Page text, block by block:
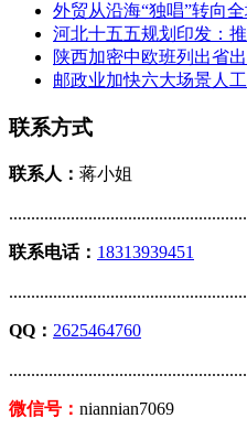
外贸从沿海“独唱”转向
河北十五五规划印发：
陕西加密中欧班列出省
邮政业加快六大场景人工
联系方式
联系人： 蒋小姐
联系电话： 18313939451
QQ： 2625464760
微信号： niannian7069